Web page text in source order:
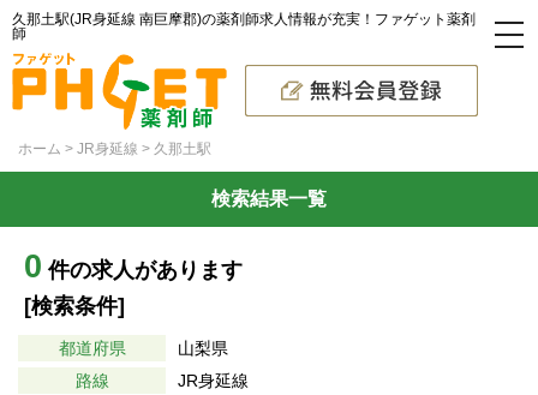
久那土駅(JR身延線 南巨摩郡)の薬剤師求人情報が充実！ファゲット薬剤
師
ホーム JR身延線 久那土駅
検索結果一覧
0 件の求人があります
[検索条件]
都道府県
山梨県
路線
JR身延線